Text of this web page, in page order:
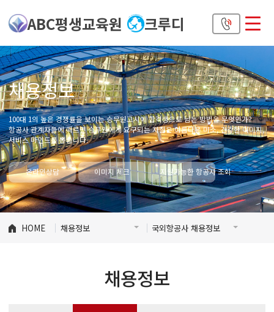
ABC평생교육원 크루디
채용정보
100대 1의 높은 경쟁률을 보이는 승무원고시에 합격생으로 남는 방법은 무엇인가?
항공사 관계자들에 따르면 승무원에게 요구되는 자질은 아름다운 미소, 건강한 이미지,
서비스 마인드를 뽑습니다.
온라인상담 이미지 체크 지원가능한 항공사 조회
HOME 채용정보 국외항공사 채용정보
채용정보